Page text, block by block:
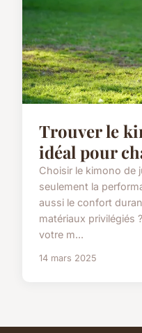
Trouver le
idéal pour
Choisir le kimono de
seulement la
aussi le confort
matériaux privilégiés
votre m...
14 mars 2025